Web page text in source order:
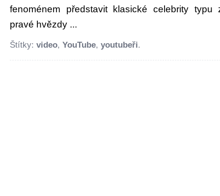
fenoménem představit klasické celebrity
pravé hvězdy ...
Štítky: video, YouTube, youtubeři.